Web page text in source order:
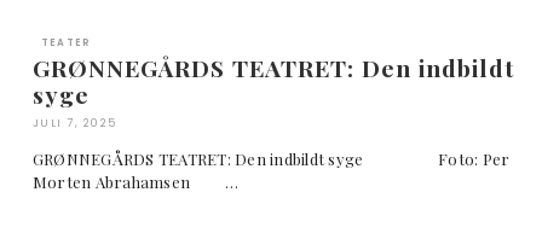
TEATER
GRØNNEGÅRDS TEATRET: Den indbildt
syge
JULI 7, 2025
GRØNNEGÅRDS TEATRET: Den indbildt syge Foto: Per
Morten Abrahamsen …